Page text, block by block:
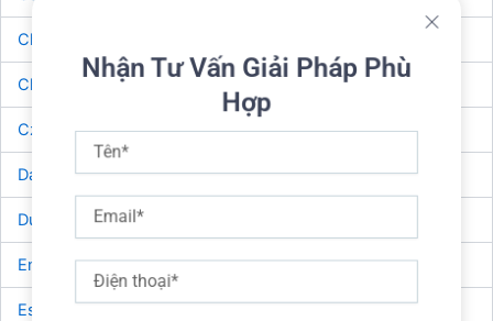
Chinese Simplified
Chinese Traditional
Czech Italian Slovenian
Danish Japanese Spanish
Dutch
English Korean Thai
Estonian
Nhận Tư Vấn Giải Pháp Phù
Hợp
Tên
Email
Điện
thoại